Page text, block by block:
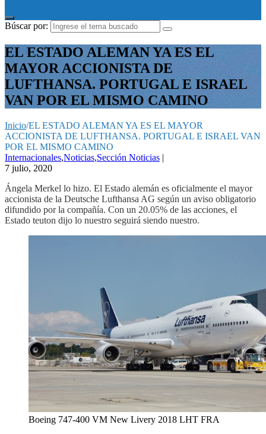
Búscar por:
EL ESTADO ALEMAN YA ES EL
MAYOR ACCIONISTA DE
LUFTHANSA. PORTUGAL E ISRAEL
VAN POR EL MISMO CAMINO
Inicio/EL ESTADO ALEMAN YA ES EL MAYOR
ACCIONISTA DE LUFTHANSA. PORTUGAL E ISRAEL VAN
POR EL MISMO CAMINO
Internacionales,Noticias,Sección Noticias |
7 julio, 2020
Ángela Merkel lo hizo. El Estado alemán es oficialmente el mayor
accionista de la Deutsche Lufthansa AG según un aviso obligatorio
difundido por la compañía. Con un 20.05% de las acciones, el
Estado teuton dijo lo nuestro seguirá siendo nuestro.
Boeing 747-400 VM New Livery 2018 LHT FRA